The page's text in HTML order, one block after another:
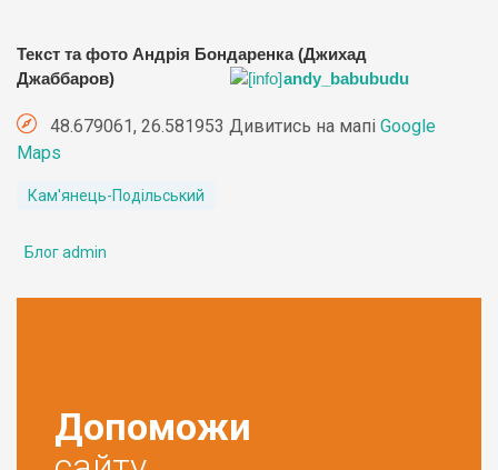
Текст та фото Андрія Бондаренка (Джихад
Джаббаров)
andy_babubudu
48.679061, 26.581953 Дивитись на мапі Google
Maps
Кам'янець-Подільський
Блог admin
Допоможи